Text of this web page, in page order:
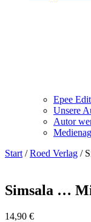
Epee
Unsere
Autor
Start /Roed Verlag /
Simsala …
14,90 €